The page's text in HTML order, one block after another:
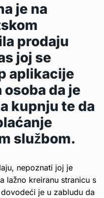
je na
prodaju
joj se
aplikacije
da je
kupnju te da
službom.
nepoznati joj je
lažno kreiranu stranicu s
je u zabludu da